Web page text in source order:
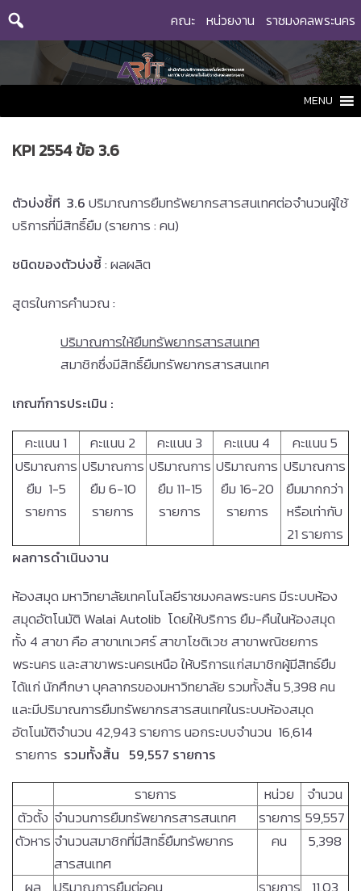
Skip
คณะ หน่วยงาน ราชมงคลพระนคร
MENU
KPI 2554 ข้อ 3.6
ตัวบ่งชี้ที 3.6ปริมาณการยืมทรัพยากรสารสนเทศต่อจำนวนผู้ใช้
บริการที่มีสิทธิ์ยืม (รายการ : คน)
ชนิดของตัวบ่งชี้: ผลผลิต
สูตรในการคำนวณ :
ปริมาณการให้ยืมทรัพยากรสารสนเทศ
สมาชิกซึ่งมีสิทธิ์ยืมทรัพยากรสารสนเทศ
เกณฑ์การประเมิน :
คะแนน 1
คะแนน 2 คะแนน 3 คะแนน 4
คะแนน 5
ปริมาณการ
ยืม 1-5
รายการ
ปริมาณการ
ยืม 6-10
รายการ
ปริมาณการ
ยืม 11-15
รายการ
ปริมาณการ
ยืม 16-20
รายการ
ปริมาณการ
ยืมมากกว่า
หรือเท่ากับ
21 รายการ
ผลการดำเนินงาน
ห้องสมุด มหาวิทยาลัยเทคโนโลยีราชมงคลพระนคร มีระบบห้อง
สมุดอัตโนมัติ Walai Autolib โดยให้บริการ ยืม-คืนในห้องสมุด
ทั้ง 4 สาขา คือ สาขาเทเวศร์ สาขาโชติเวช สาขาพณิชยการ
พระนคร และสาขาพระนครเหนือ ให้บริการแก่สมาชิกผู้มีสิทธ์ยืม
ได้แก่ นักศึกษา บุคลากรของมหาวิทยาลัย รวมทั้งสิ้น 5,398 คน
และมีปริมาณการยืมทรัพยากรสารสนเทศในระบบห้องสมุด
อัตโนมัติจำนวน 42,943 รายการ นอกระบบจำนวน 16,614
รายการ รวมทั้งสิ้น 59,557 รายการ
รายการ
หน่วย
จำนวน
ตัวตั้ง จำนวนการยืมทรัพยากรสารสนเทศ รายการ 59,557
ตัวหาร จำนวนสมาชิกที่มีสิทธิ์ยืมทรัพยากร
สารสนเทศ
คน 5,398